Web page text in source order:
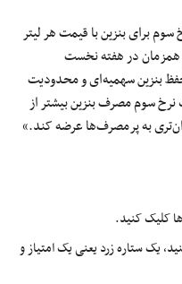
برای بنزین با قیمت هر لیتر
هم همزمان در هفته نخست
بنزین سهمیه‌ای و محدودیت
یک نرخ سوم مصرف بنزین بیشتر از
به پرمصرف‌ها عرضه کند.»
کلیک کنید.
یک ستاره زرد یعنی یک امتیاز و